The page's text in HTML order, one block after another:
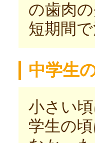
の歯肉
短期間
中学生
小さい
学生の